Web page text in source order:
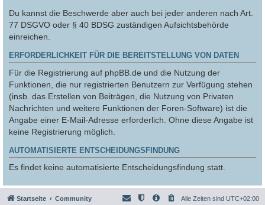
Du kannst die Beschwerde aber auch bei jeder anderen nach Art.
77 DSGVO oder § 40 BDSG zuständigen Aufsichtsbehörde
einreichen.
ERFORDERLICHKEIT FÜR DIE BEREITSTELLUNG VON DATEN
Für die Registrierung auf phpBB.de und die Nutzung der
Funktionen, die nur registrierten Benutzern zur Verfügung stehen
(insb. das Erstellen von Beiträgen, die Nutzung von Privaten
Nachrichten und weitere Funktionen der Foren-Software) ist die
Angabe einer E-Mail-Adresse erforderlich. Ohne diese Angabe ist
keine Registrierung möglich.
AUTOMATISIERTE ENTSCHEIDUNGSFINDUNG
Es findet keine automatisierte Entscheidungsfindung statt.
Startseite Community Alle Zeiten sind UTC+02:00